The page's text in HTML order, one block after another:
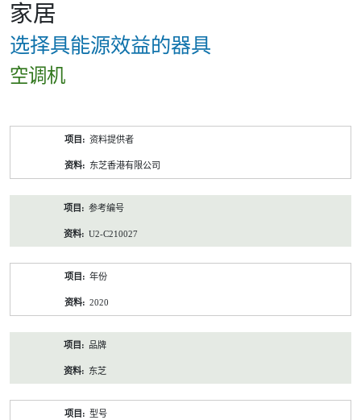
家居
选择具能源效益的器具
空调机
资料提供者
东芝香港有限公司
参考编号
U2-C210027
年份
2020
品牌
东芝
型号